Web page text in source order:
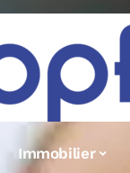
Immobilier